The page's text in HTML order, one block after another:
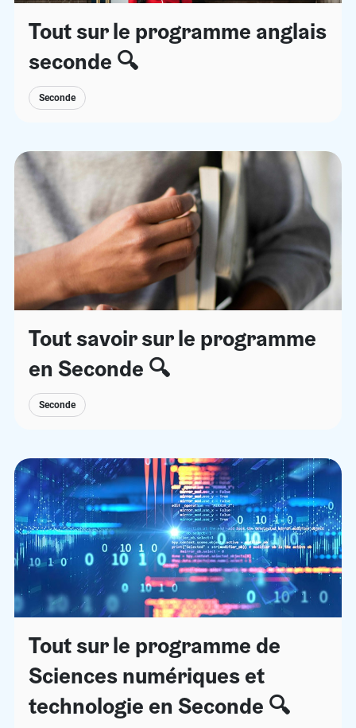
Tout sur le programme anglais
seconde 🔍
Seconde
Tout savoir sur le programme
en Seconde 🔍
Seconde
Tout sur le programme de
Sciences numériques et
technologie en Seconde 🔍